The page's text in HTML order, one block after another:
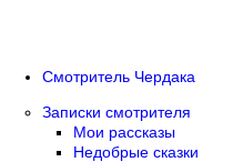
Смотритель Чердака
Записки смотрителя
Мои рассказы
Недобрые сказки